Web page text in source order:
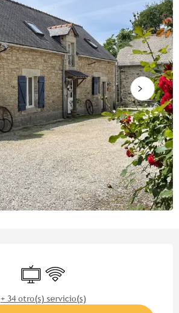
Televisión
Wifi
+ 34 otro(s) servicio(s)